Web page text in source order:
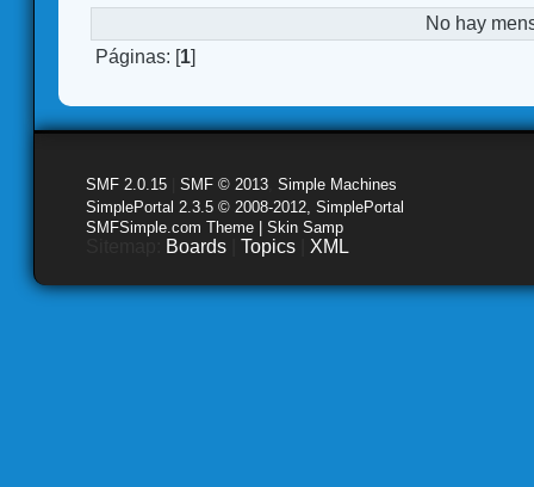
No hay
Páginas: [1]
SMF 2.0.15 SMF © 2013 Simple Machines
SimplePortal 2.3.5 © 2008-2012, SimplePortal
SMFSimple.com Theme | Skin Samp
Boards Topics XML